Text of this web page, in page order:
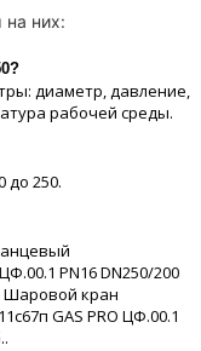
них:
диаметр, давление,
рабочей срeды.
до 250.
PN16 DN250/200
Шаровой кран
GAS PRO ЦФ.00.1